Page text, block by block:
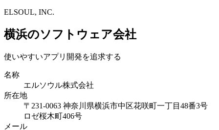
ELSOUL, INC.
横浜のソフトウェア会社
使いやすいアプリ開発を追求する
名称
エルソウル株式会社
所在地
〒231-0063 神奈川県横浜市中区花咲町一丁目48番3号
ロゼ桜木町406号
メール